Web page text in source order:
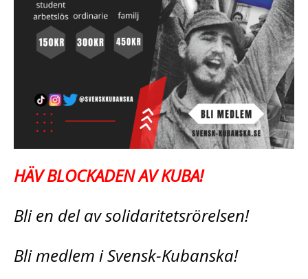
HÄV BLOCKADEN AV KUBA!
Bli en del av solidaritetsrörelsen!
Bli medlem i Svensk-Kubanska!